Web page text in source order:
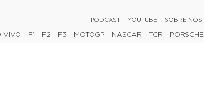
PODCAST YOUTUBE SOBRE NÓS
VIVO F1 F2 F3 MOTOGP NASCAR TCR